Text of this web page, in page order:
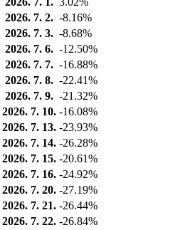
2026. 7. 2. -8.16%
2026. 7. 3. -8.68%
2026. 7. 6. -12.50%
2026. 7. 7. -16.88%
2026. 7. 8. -22.41%
2026. 7. 9. -21.32%
2026. 7. 10. -16.08%
2026. 7. 13. -23.93%
2026. 7. 14. -26.28%
2026. 7. 15. -20.61%
2026. 7. 16. -24.92%
2026. 7. 20. -27.19%
2026. 7. 21. -26.44%
2026. 7. 22. -26.84%